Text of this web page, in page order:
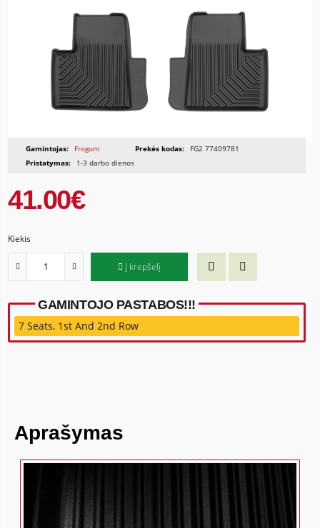
Gamintojas: Frogum Prekės kodas:
FG2 77409781
Pristatymas:
1-3 darbo dienos
41.00€
Kiekis
Į krepšelį
GAMINTOJO PASTABOS!!!
7 Seats, 1st And 2nd Row
Aprašymas